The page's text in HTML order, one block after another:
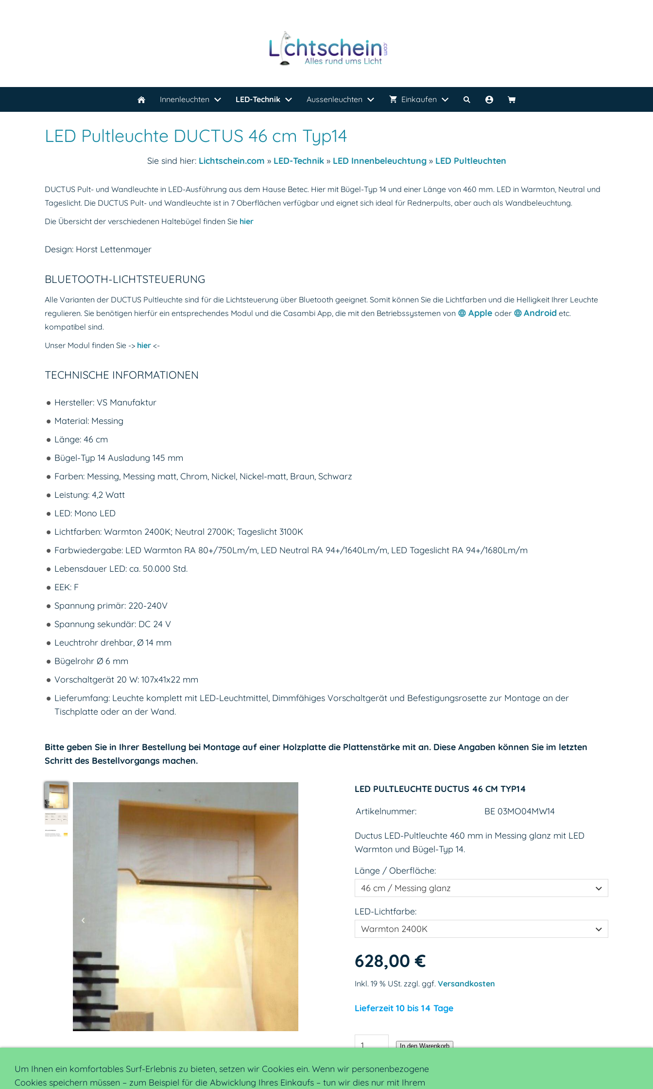
Innenleuchten LED-Technik Aussenleuchten Einkaufen
LED Pultleuchte DUCTUS 46 cm Typ14
Sie sind hier: Lichtschein.com » LED-Technik» LED Innenbeleuchtung» LED Pultleuchten
DUCTUS Pult- und Wandleuchte in LED-Ausführung aus dem Hause Betec. Hier mit Bügel-Typ 14 und einer Länge von 460 mm. LED in Warmton, Neutral und
Tageslicht. Die DUCTUS Pult- und Wandleuchte ist in 7 Oberflächen verfügbar und eignet sich ideal für Rednerpults, aber auch als Wandbeleuchtung.
Die Übersicht der verschiedenen Haltebügel finden Sie hier
Design: Horst Lettenmayer
BLUETOOTH-LICHTSTEUERUNG
Alle Varianten der DUCTUS Pultleuchte sind für die Lichtsteuerung über Bluetooth geeignet. Somit können Sie die Lichtfarben und die Helligkeit Ihrer Leuchte
regulieren. Sie benötigen hierfür ein entsprechendes Modul und die Casambi App, die mit den Betriebssystemen von
Apple oder Android etc.
kompatibel sind.
Unser Modul finden Sie -> hier <-
TECHNISCHE INFORMATIONEN
Hersteller: VS Manufaktur
Material: Messing
Länge: 46 cm
Bügel-Typ 14 Ausladung 145 mm
Farben: Messing, Messing matt, Chrom, Nickel, Nickel-matt, Braun, Schwarz
Leistung: 4,2 Watt
LED: Mono LED
Lichtfarben: Warmton 2400K; Neutral 2700K; Tageslicht 3100K
Farbwiedergabe: LED Warmton RA 80+/750Lm/m, LED Neutral RA 94+/1640Lm/m, LED Tageslicht RA 94+/1680Lm/m
Lebensdauer LED: ca. 50.000 Std.
EEK: F
Spannung primär: 220-240V
Spannung sekundär: DC 24 V
Leuchtrohr drehbar, Ø 14 mm
Bügelrohr Ø 6 mm
Vorschaltgerät 20 W: 107x41x22 mm
Lieferumfang: Leuchte komplett mit LED-Leuchtmittel, Dimmfähiges Vorschaltgerät und Befestigungsrosette zur Montage an der
Tischplatte oder an der Wand.
Bitte geben Sie in Ihrer Bestellung bei Montage auf einer Holzplatte die Plattenstärke mit an. Diese Angaben können Sie im letzten
Schritt des Bestellvorgangs machen.
LED PULTLEUCHTE DUCTUS 46 CM TYP14
Artikelnummer:
BE 03MO04MW14
Ductus LED-Pultleuchte 460 mm in Messing glanz mit LED
Warmton und Bügel-Typ 14.
Länge / Oberfläche:
LED-Lichtfarbe:
628,00 €
Inkl. 19 % USt. zzgl. ggf. Versandkosten
Lieferzeit 10 bis 14 Tage
In den Warenkorb
Für später merken
Um Ihnen ein komfortables Surf-Erlebnis zu bieten, setzen wir Cookies ein. Wenn wir personenbezogene
Cookies speichern müssen – zum Beispiel für die Abwicklung Ihres Einkaufs – tun wir dies nur mit Ihrem